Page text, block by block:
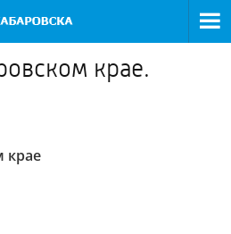
крае.
крае